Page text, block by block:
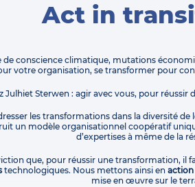
Act in
conscience climatique, mutations
votre organisation, se transformer pour
Julhiet Sterwen : agir avec vous, pour réussir
les transformations dans la diversité de
un modèle organisationnel coopératif
d’expertises à même de la
que, pour réussir une transformation, il
technologiques. Nous mettons ainsi en action
mise en œuvre sur le